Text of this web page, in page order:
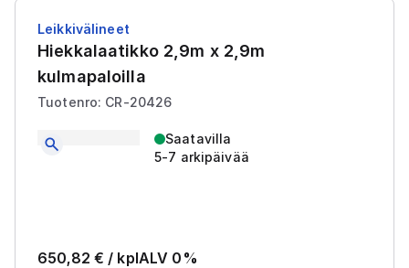
Leikkivälineet
Hiekkalaatikko 2,9m x 2,9m
kulmapaloilla
Tuotenro: CR-20426
Saatavilla
5-7 arkipäivää
650,82 € / kplALV 0%